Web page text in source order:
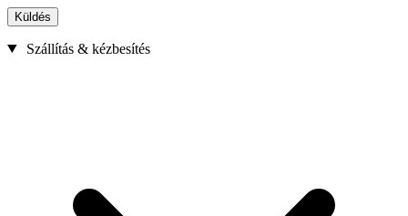
Küldés
Szállítás & kézbesítés